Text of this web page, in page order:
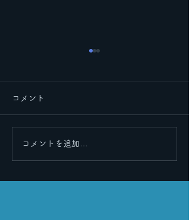
皆さまのおかげで６周年
コメント
コメントを追加…